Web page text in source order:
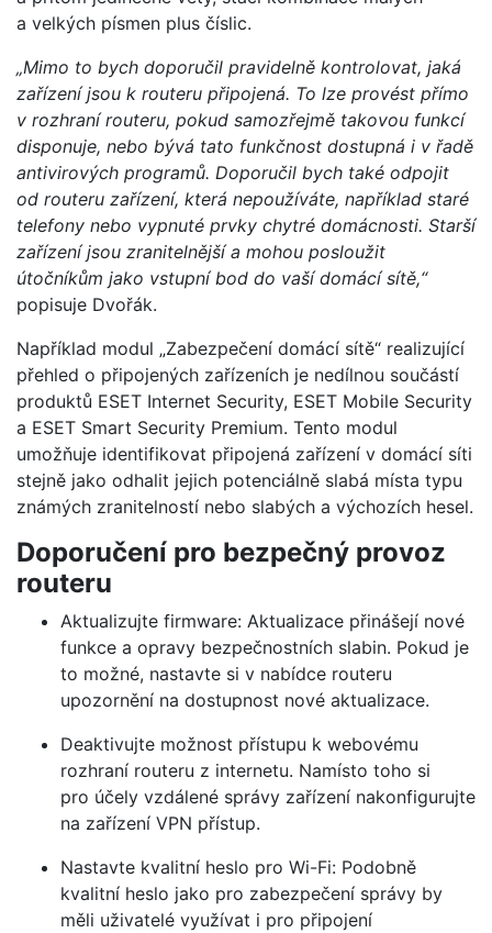
a velkých písmen plus číslic.
„Mimo to bych doporučil pravidelně kontrolovat, jaká
zařízení jsou k routeru připojená. To lze provést přímo
v rozhraní routeru, pokud samozřejmě takovou funkcí
disponuje, nebo bývá tato funkčnost dostupná i v řadě
antivirových programů. Doporučil bych také odpojit
od routeru zařízení, která nepoužíváte, například staré
telefony nebo vypnuté prvky chytré domácnosti. Starší
zařízení jsou zranitelnější a mohou posloužit
útočníkům jako vstupní bod do vaší domácí sítě,“
popisuje Dvořák.
Například modul „Zabezpečení domácí sítě“ realizující
přehled o připojených zařízeních je nedílnou součástí
produktů ESET Internet Security, ESET Mobile Security
a ESET Smart Security Premium. Tento modul
umožňuje identifikovat připojená zařízení v domácí síti
stejně jako odhalit jejich potenciálně slabá místa typu
známých zranitelností nebo slabých a výchozích hesel.
Doporučení pro bezpečný provoz
routeru
Aktualizujte firmware: Aktualizace přinášejí nové
funkce a opravy bezpečnostních slabin. Pokud je
to možné, nastavte si v nabídce routeru
upozornění na dostupnost nové aktualizace.
Deaktivujte možnost přístupu k webovému
rozhraní routeru z internetu. Namísto toho si
pro účely vzdálené správy zařízení nakonfigurujte
na zařízení VPN přístup.
Nastavte kvalitní heslo pro Wi-Fi: Podobně
kvalitní heslo jako pro zabezpečení správy by
měli uživatelé využívat i pro připojení